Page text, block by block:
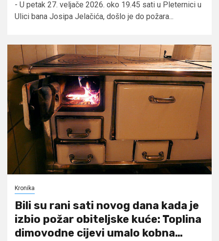
- U petak 27. veljače 2026. oko 19.45 sati u Pleternici u
Ulici bana Josipa Jelačića, došlo je do požara...
Kronika
Bili su rani sati novog dana kada je
izbio požar obiteljske kuće: Toplina
dimovodne cijevi umalo kobna…